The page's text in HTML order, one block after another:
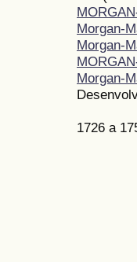
Morgan-
Morgan-
Morgan-
1726 a